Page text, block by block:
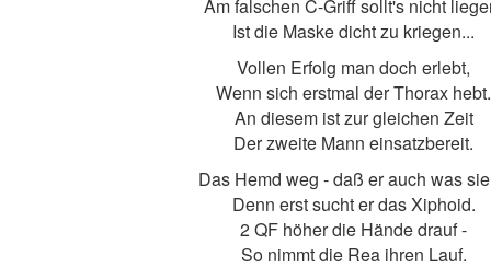
Am falschen C-Griff sollt's nicht
Ist die Maske dicht zu kriegen...
Vollen Erfolg man doch erlebt,
Wenn sich erstmal der Thorax hebt.
An diesem ist zur gleichen Zeit
Der zweite Mann einsatzbereit.
Das Hemd weg - daß er auch was
Denn erst sucht er das Xiphoid.
2 QF höher die Hände drauf -
So nimmt die Rea ihren Lauf.